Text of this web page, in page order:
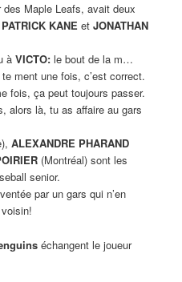
des Maple Leafs, avait deux
PATRICK KANE et JONATHAN
à VICTO:le bout de la m…
ment une fois, c’est correct.
fois, ça peut toujours passer.
alors là, tu as affaire au gars
ALEXANDRE PHARAND
(Montréal) sont les
senior.
par un gars qui n’en
échangent le joueur